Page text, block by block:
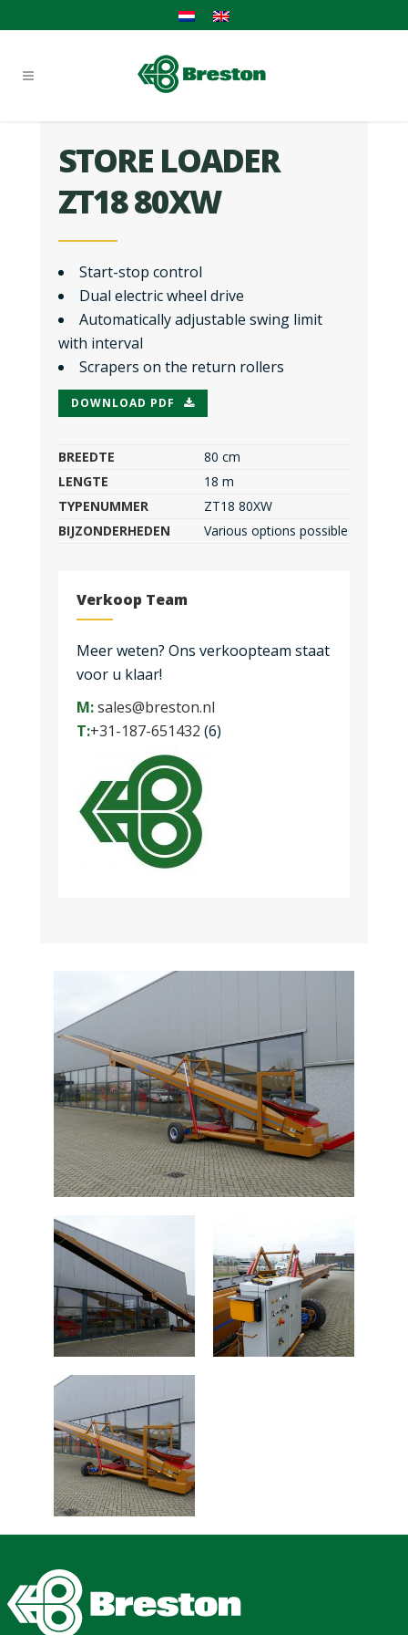
STORE LOADER
ZT18 80XW
Start-stop control
Dual electric wheel drive
Automatically adjustable swing limit
with interval
Scrapers on the return rollers
DOWNLOAD PDF
BREEDTE
80 cm
LENGTE
18 m
TYPENUMMER
ZT18 80XW
BIJZONDERHEDEN
Various options possible
Verkoop Team
Meer weten? Ons verkoopteam staat
voor u klaar!
M:sales@breston.nl
T:+31-187-651432 (6)